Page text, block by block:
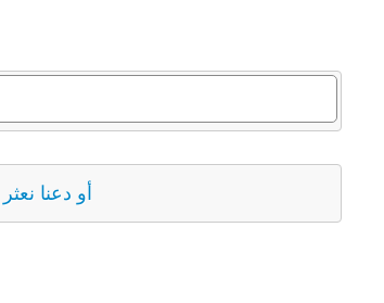
أو دعنا